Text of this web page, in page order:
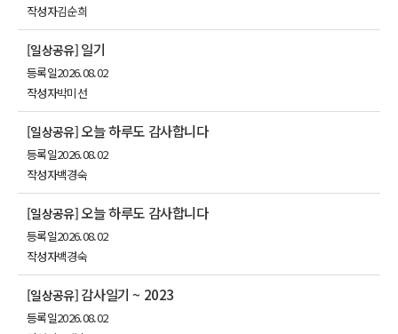
작성자김순희
[일상공유] 일기
등록일2026.08.02
작성자박미선
[일상공유]오늘 하루도 감사합니다
등록일2026.08.02
작성자백경숙
[일상공유]오늘 하루도 감사합니다
등록일2026.08.02
작성자백경숙
[일상공유] 감사일기 ~ 2023
등록일2026.08.02